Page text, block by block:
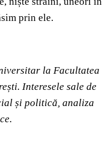
prin ele.
la Facultatea
Interesele sale de
și politică, analiza